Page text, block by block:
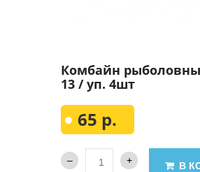
Комбайн
13 / уп. 4шт
65 р.
В